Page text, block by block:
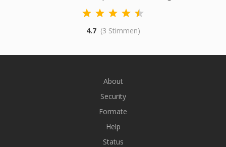
4.7 (3 Stimmen)
About
Security
Formate
Help
Status